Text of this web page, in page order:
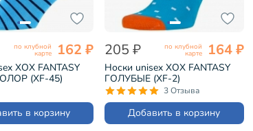
по клубной
карте 162 ₽
ХОХ FANTASY
(XF-45)
в корзину
205 ₽ по клубной
карте 164 ₽
Носки unisex ХОХ FANTASY
ГОЛУБЫЕ (XF-2)
3 Отзыва
Добавить в корзину